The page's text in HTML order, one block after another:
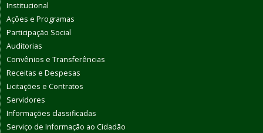
Institucional
Ações e Programas
Participação Social
Auditorias
Convênios e Transferências
Receitas e Despesas
Licitações e Contratos
Servidores
Informações classificadas
Serviço de Informação ao Cidadão